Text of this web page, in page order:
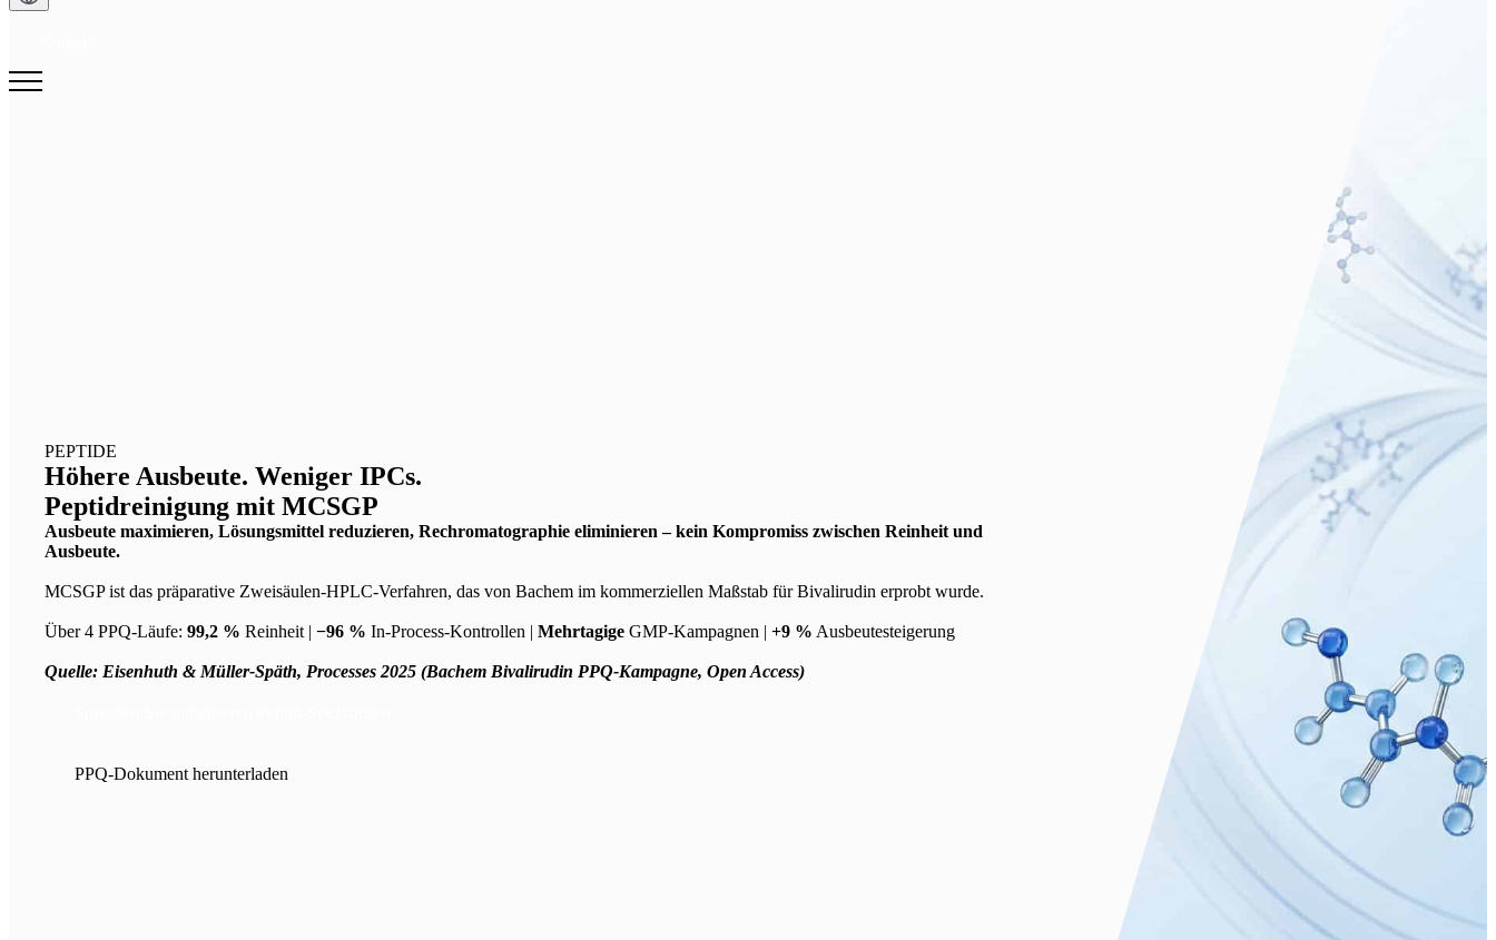
PEPTIDE
Höhere Ausbeute. Weniger IPCs.
Peptidreinigung mit MCSGP
Ausbeute maximieren, Lösungsmittel reduzieren, Rechromatographie eliminieren – kein Kompromiss zwischen Reinheit und
Ausbeute.
MCSGP ist das präparative Zweisäulen-HPLC-Verfahren, das von Bachem im kommerziellen Maßstab für Bivalirudin erprobt wurde.
Über 4 PPQ-Läufe: 99,2 % Reinheit | −96 % In-Process-Kontrollen | Mehrtagige GMP-Kampagnen | +9 % Ausbeutesteigerung
Quelle: Eisenhuth & Müller-Späth, Processes 2025 (Bachem Bivalirudin PPQ-Kampagne, Open Access)
PPQ-Dokument herunterladen